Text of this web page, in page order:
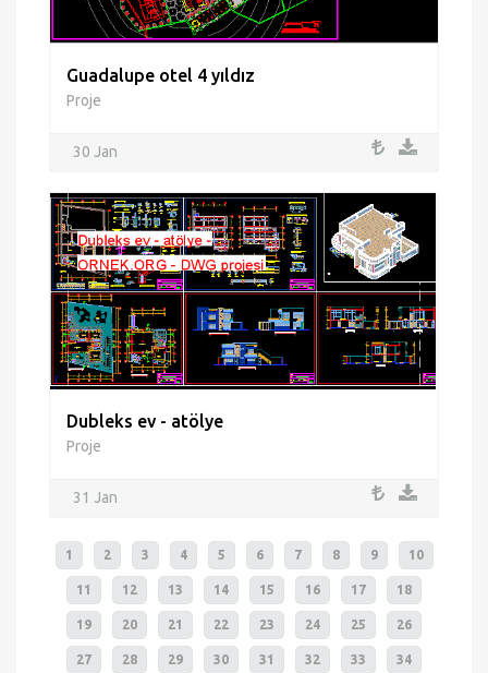
Guadalupe otel 4 yıldız
Proje
30 Jan
Dubleks ev - atölye
Proje
31 Jan
1 2 3 4 5 6 7 8 9 10
11 12 13 14 15 16 17 18
19 20 21 22 23 24 25 26
27 28 29 30 31 32 33 34